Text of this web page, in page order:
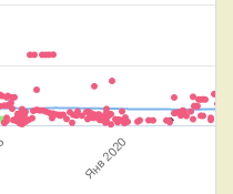
Янв 2020